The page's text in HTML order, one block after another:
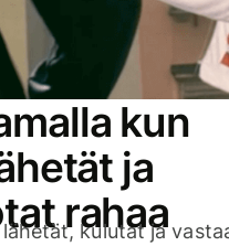
kun
ja
rahaa
kulutat ja